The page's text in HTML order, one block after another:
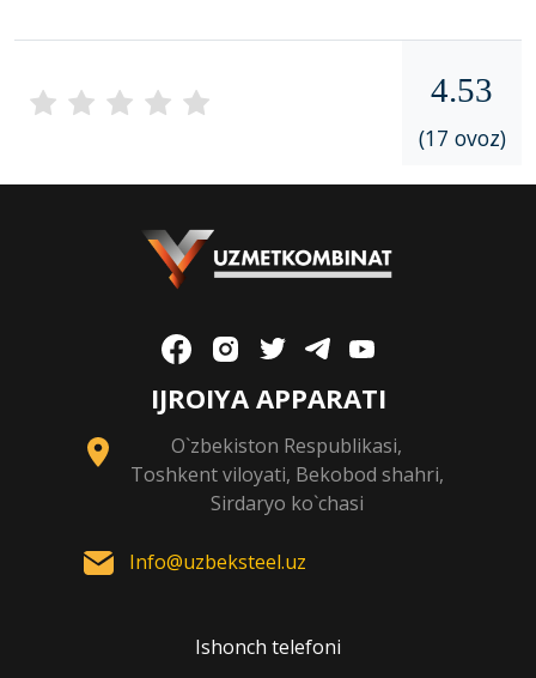
4.53
(17 ovoz)
IJROIYA APPARATI
O`zbekiston Respublikasi,
Toshkent viloyati, Bekobod shahri,
Sirdaryo ko`chasi
Info@uzbeksteel.uz
Ishonch telefoni